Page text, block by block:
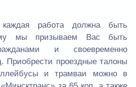
работа должна быть
мы призываем Вас быть
и своевременно
Приобрести проездные талоны
и трамваи можно в